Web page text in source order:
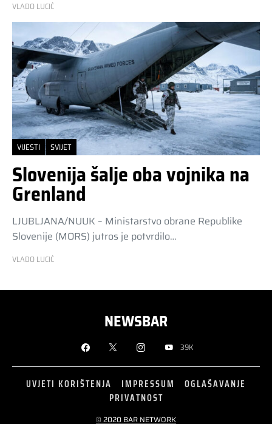
VLADO LUCIĆ
VIJESTI SVIJET
Slovenija šalje oba vojnika na
Grenland
LJUBLJANA/NUUK – Ministarstvo obrane Republike
Slovenije (MORS) jutros je potvrdilo…
VLADO LUCIĆ
NEWSBAR
39K
UVJETI KORIŠTENJA IMPRESSUM
OGLAŠAVANJE
PRIVATNOST
© 2020 BAR NETWORK